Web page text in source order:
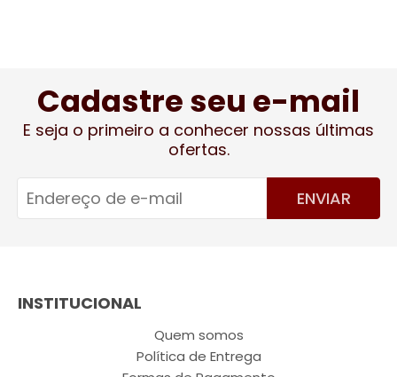
Cadastre seu e-mail
E seja o primeiro a conhecer nossas últimas
ofertas.
ENVIAR
INSTITUCIONAL
Quem somos
Política de Entrega